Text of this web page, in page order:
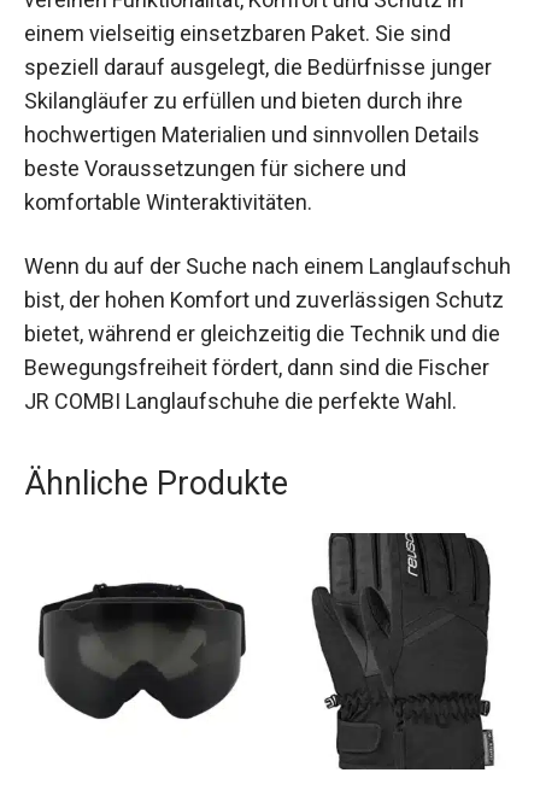
vereinen Funktionalität, Komfort und Schutz in
einem vielseitig einsetzbaren Paket. Sie sind
speziell darauf ausgelegt, die Bedürfnisse junger
Skilangläufer zu erfüllen und bieten durch ihre
hochwertigen Materialien und sinnvollen Details
beste Voraussetzungen für sichere und
komfortable Winteraktivitäten.
Wenn du auf der Suche nach einem
Langlaufschuh bist, der hohen Komfort und
zuverlässigen Schutz bietet, während er
gleichzeitig die Technik und die
Bewegungsfreiheit fördert, dann sind die Fischer